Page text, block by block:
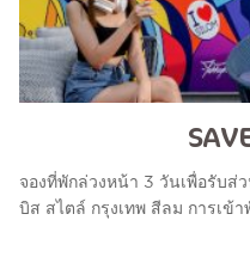
จองที่พักล่วงหน้า 3 วันเพื่อรับส่
บิส สไตล์ กรุงเทพ สีลม การเข้าพั